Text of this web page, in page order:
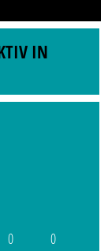
IN
0
0